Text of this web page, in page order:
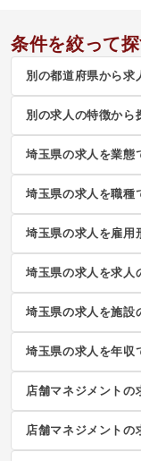
条件を絞って
別の都道府県から求
別の求人の特徴から
埼玉県の求人を業態
埼玉県の求人を職種
埼玉県の求人を雇用
埼玉県の求人を求人
埼玉県の求人を施設
埼玉県の求人を年収
店舗マネジメントの
店舗マネジメントの